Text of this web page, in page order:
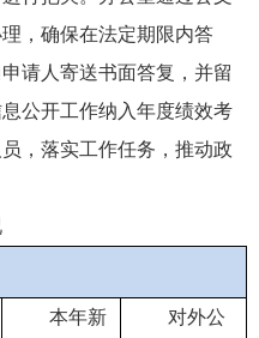
，确保在法定期限内答
请人寄送书面答复，并留
公开工作纳入年度绩效考
，落实工作任务，推动政
本年新
对外公